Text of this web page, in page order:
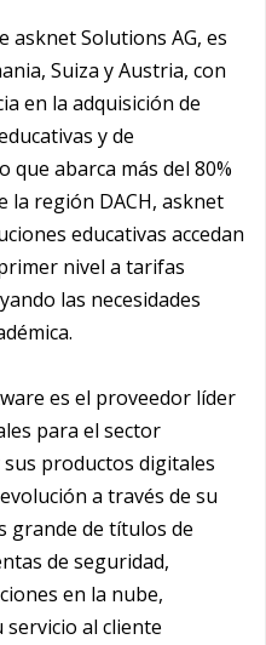
asknet Solutions AG, es
Suiza y Austria, con
en la adquisición de
y de
que abarca más del 80%
la región DACH, asknet
educativas accedan
nivel a tarifas
las necesidades
es el proveedor líder
para el sector
productos digitales
a través de su
grande de títulos de
de seguridad,
en la nube,
servicio al cliente